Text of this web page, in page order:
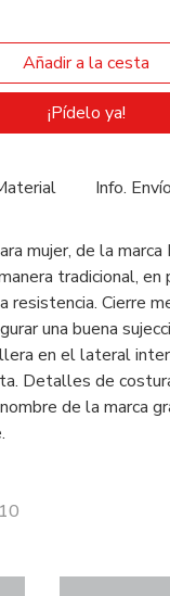
¡Pídelo ya!
Info. Envío
mujer, de la
tradicional,
resistencia. Cierre
una buena
en el lateral
Detalles de
de la marca